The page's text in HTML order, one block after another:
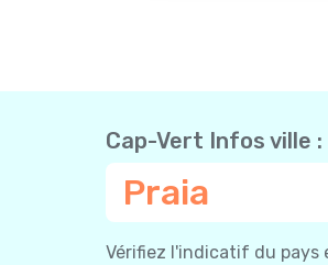
Cap-Vert Infos ville :
Praia
Vérifiez l'indicatif du pays